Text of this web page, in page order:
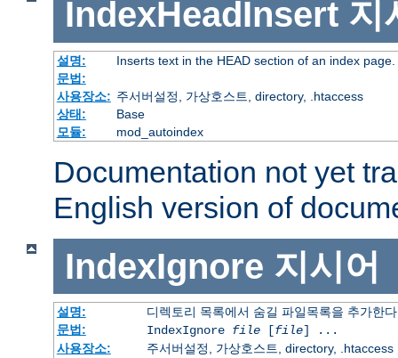
IndexHeadInsert 지
설명:
Inserts text in the HEAD section of an index page.
문법:
사용장소: 주서버설정, 가상호스트, directory, .htaccess
상태:
Base
모듈:
mod_autoindex
Documentation not yet
English version of
IndexIgnore 지시어
설명:
디렉토리 목록에서 숨길 파일목록을 추가한다
문법:
IndexIgnore file[file] ...
사용장소:
주서버설정, 가상호스트, directory, .htaccess